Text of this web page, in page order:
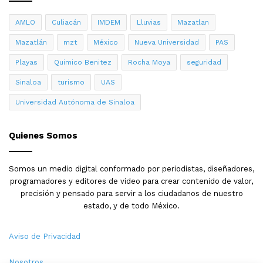
Secretario General de la UAS
Yamir Valdez
AMLO Culiacán IMDEM Lluvias Mazatlan
Mazatlán mzt México Nueva Universidad PAS
Playas Quimico Benitez Rocha Moya seguridad
Sinaloa turismo UAS
Universidad Autónoma de Sinaloa
Quienes Somos
Somos un medio digital conformado por periodistas, diseñadores,
programadores y editores de video para crear contenido de valor,
precisión y pensado para servir a los ciudadanos de nuestro
estado, y de todo México.
Aviso de Privacidad